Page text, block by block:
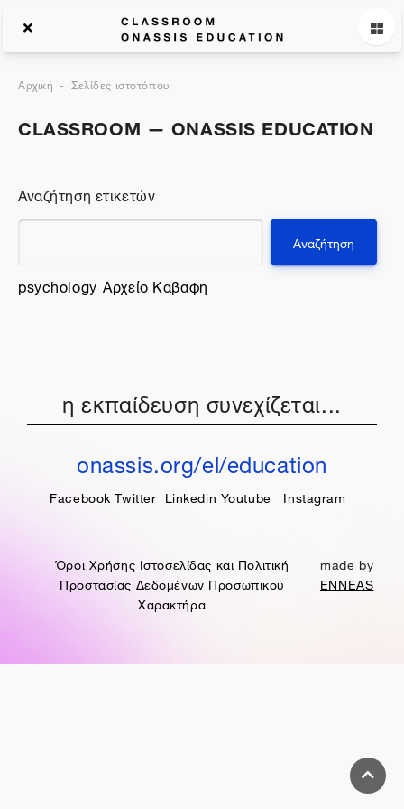
Αρχική Σελίδες ιστοτόπου
CLASSROOM — ONASSIS EDUCATION
Αναζήτηση ετικετών
Αναζήτηση ετικετών
psychology Αρχείο Καβαφη
η εκπαίδευση συνεχίζεται...
onassis.org/el/education
Facebook Twitter Linkedin Youtube Instagram
Όροι Χρήσης Ιστοσελίδας και Πολιτική
Προστασίας Δεδομένων Προσωπικού
Χαρακτήρα
made by
ENNEAS